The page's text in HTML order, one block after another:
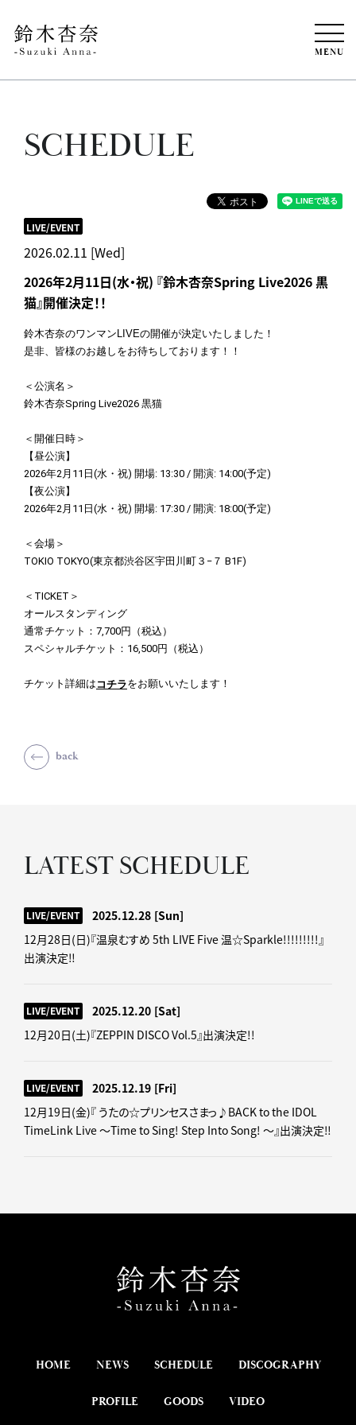
MENU
SCHEDULE
2026.02.11 [Wed]
LIVE/EVENT
2026年2月11日(水・祝) 『鈴木杏奈Spring Live2026 黒
猫』開催決定！！
鈴木杏奈のワンマンLIVEの開催が決定いたしました！
是非、皆様のお越しをお待ちしております！！
＜公演名＞
鈴木杏奈Spring Live2026 黒猫
＜開催日時＞
【昼公演】
2026年2月11日(水・祝) 開場: 13:30 / 開演: 14:00(予定)
【夜公演】
2026年2月11日(水・祝) 開場: 17:30 / 開演: 18:00(予定)
＜会場＞
TOKIO TOKYO(東京都渋谷区宇田川町３−７ B1F)
＜TICKET＞
オールスタンディング
通常チケット：7,700円（税込）
スペシャルチケット：16,500円（税込）
チケット詳細は コチラをお願いいたします！
back
LATEST SCHEDULE
LIVE/EVENT 2025.12.28 [Sun]
12月28日(日)『温泉むすめ 5th LIVE Five 温☆Sparkle!!!!!!!!!』
出演決定‼
LIVE/EVENT 2025.12.20 [Sat]
12月20日(土)『ZEPPIN DISCO Vol.5』出演決定!!
LIVE/EVENT 2025.12.19 [Fri]
12月19日(金)『 うたの☆プリンセスさまっ♪BACK to the IDOL
TimeLink Live ～Time to Sing! Step Into Song! ～』出演決定‼
HOME NEWS SCHEDULE DISCOGRAPHY
PROFILE GOODS VIDEO